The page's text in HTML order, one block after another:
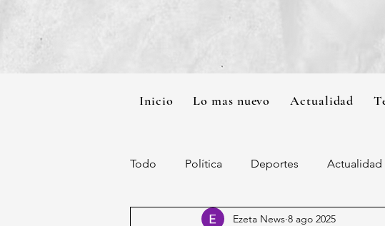
Inicio Lo mas nuevo Actualidad
Todo Política Deportes Actualidad
Ezeta News 8 ago 2025